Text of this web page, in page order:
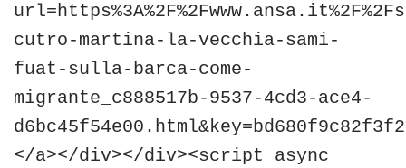
cutro-martina-la-vecchia-sami-
fuat-sulla-barca-come-
migrante_c888517b-9537-4cd3-ace4-
</a></div></div><script async